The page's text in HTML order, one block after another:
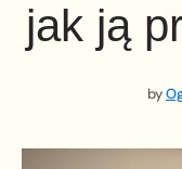
jak ją
by